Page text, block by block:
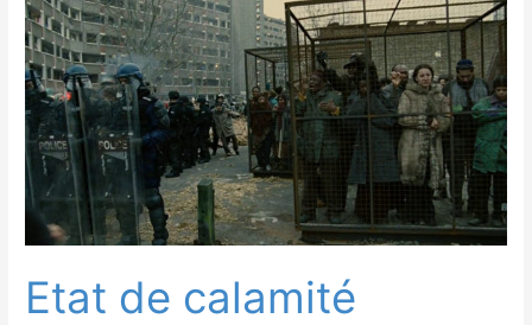
Etat de calamité
de
calamité